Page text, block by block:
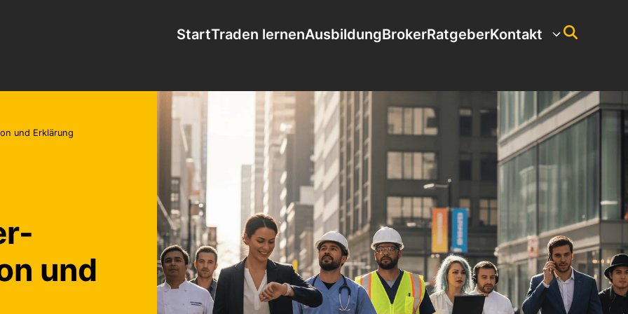
StartTraden lernenAusbildungBrokerRatgeberKontakt
und Erklärung
und